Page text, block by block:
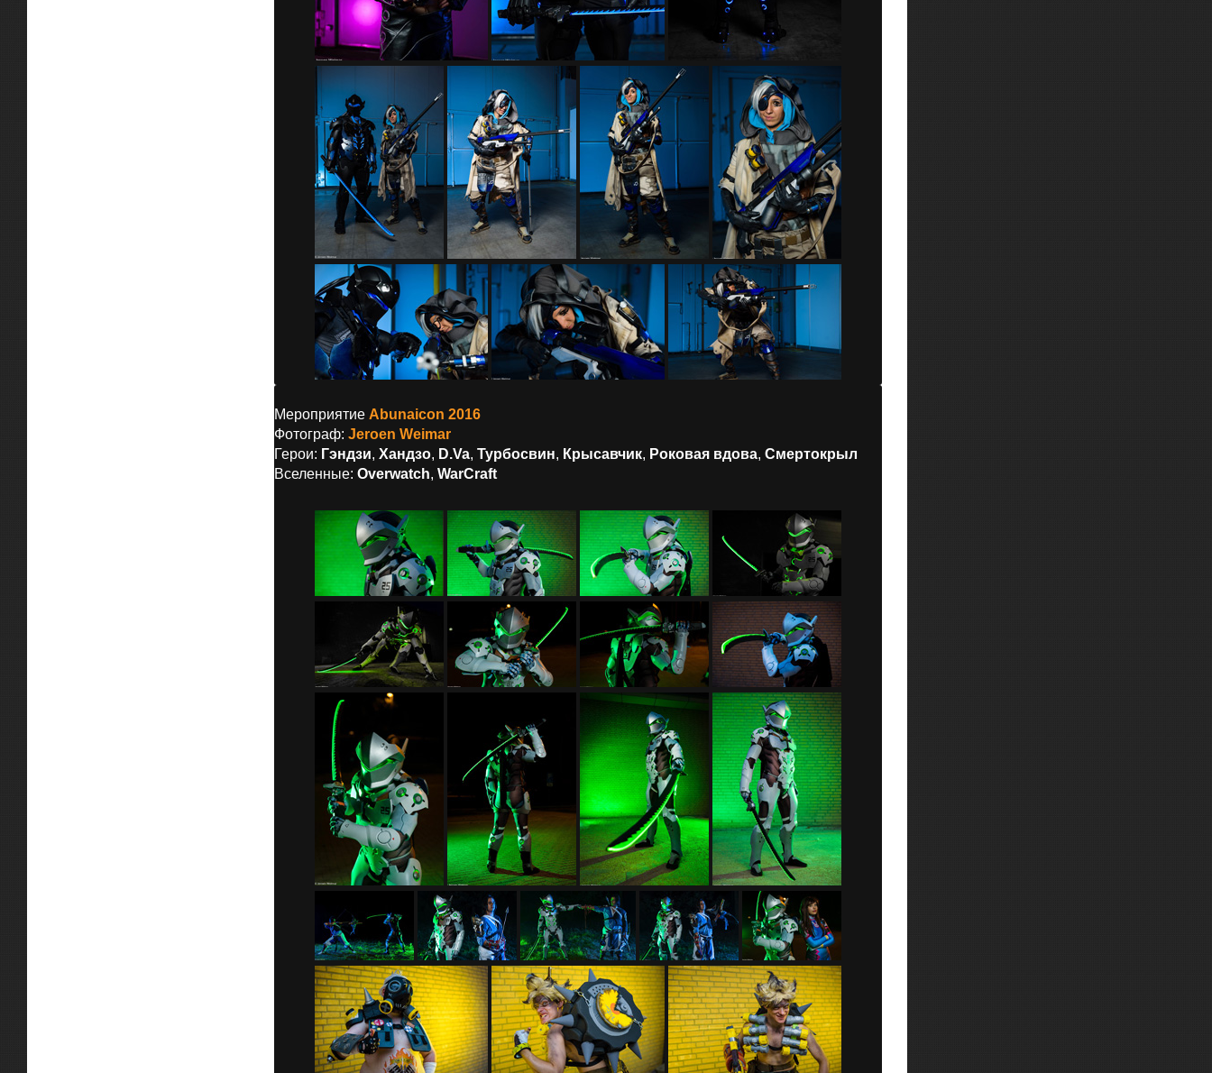
Мероприятие Abunaicon 2016
Фотограф: Jeroen Weimar
Герои: Гэндзи, Хандзо, D.Va, Турбосвин, Крысавчик, Роковая вдова, Смертокрыл
Вселенные: Overwatch, WarCraft